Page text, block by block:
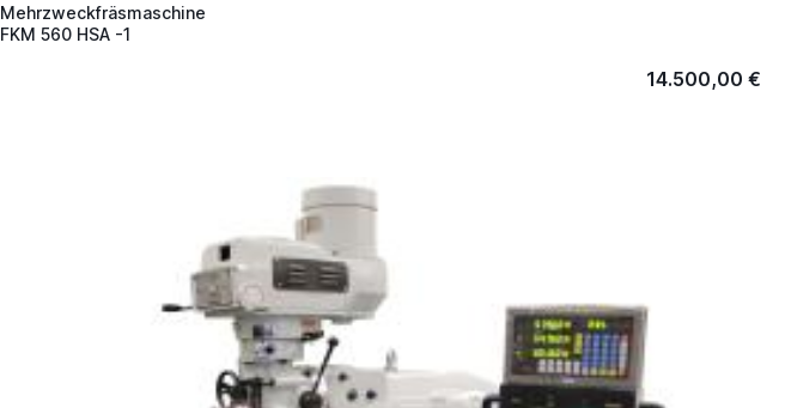
Mehrzweckfräsmaschine
FKM 560 HSA -1
14.500,00 €